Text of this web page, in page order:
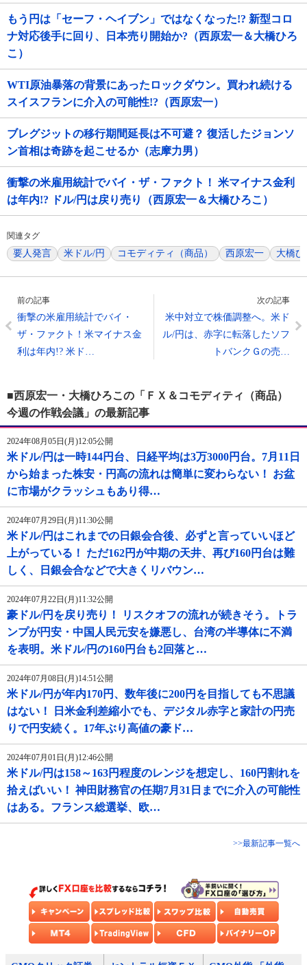
もう円は「セーフ・ヘイブン」ではなくなった!? 新型コロ
ナ対応後手に回り、日本売り開始か?（西原宏一＆大橋ひろ
こ）
WTI原油暴落の背景にあったロックダウン。買われ続ける
スイスフランに介入の可能性!?（西原宏一）
ブレグジットの移行期間延長は不可避？ 復活したジョンソ
ン首相は奇跡を起こせるか（志摩力男）
衝撃の米雇用統計でバイ・ザ・ファクト！ 米マイナス金利
は年内!? ドル/円は戻り売り（西原宏一＆大橋ひろこ）
関連タグ
要人発言 米ドル/円 コモディティ（商品） 西原宏一 大橋
前の記事
衝撃の米雇用統計でバイ・
ザ・ファクト！米マイナス金
利は年内!? 米ド…
次の記事
米中対立で株価調整へ。米ド
ル/円は、赤字に転落したソフ
トバンクＧの売…
■西原宏一・大橋ひろこの「ＦＸ＆コモディティ（商品）
今週の作戦会議」の最新記事
2024年08月05日(月)12:05公開
米ドル/円は一時144円台、日経平均は3万3000円台。7月11日
から始まった株安・円高の流れは簡単に変わらない！ お盆
に市場がクラッシュもあり得…
2024年07月29日(月)11:30公開
米ドル/円はこれまでの日銀会合後、必ずと言っていいほど
上がっている！ ただ162円が中期の天井、再び160円台は難
しく、日銀会合などで大きくリバウン…
2024年07月22日(月)11:32公開
豪ドル/円を戻り売り！ リスクオフの流れが続きそう。トラ
ンプが円安・中国人民元安を嫌悪し、台湾の半導体に不満
を表明。米ドル/円の160円台も2回落と…
2024年07月08日(月)14:51公開
米ドル/円が年内170円、数年後に200円を目指しても不思議
はない！ 日米金利差縮小でも、デジタル赤字と家計の円売
りで円安続く。17年ぶり高値の豪ド…
2024年07月01日(月)12:46公開
米ドル/円は158～163円程度のレンジを想定し、160円割れを
拾えばいい！ 神田財務官の任期7月31日までに介入の可能性
はある。フランス総選挙、欧…
>>最新記事一覧へ